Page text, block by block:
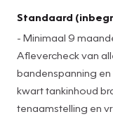
de rit uw ogen
installatiesysteem
stuur. Electronic
interieur met een
parkeersensoren
automatisch
Standaard
- Minimaal 9
Aflevercheck van
bandenspanning
kwart tankinhoud
tenaamstelling en